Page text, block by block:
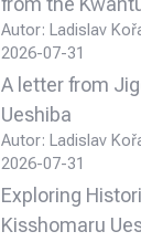
Autor: Ladislav
2026-07-31
A letter from
Ueshiba
Autor: Ladislav
2026-07-31
Exploring
Kisshomaru